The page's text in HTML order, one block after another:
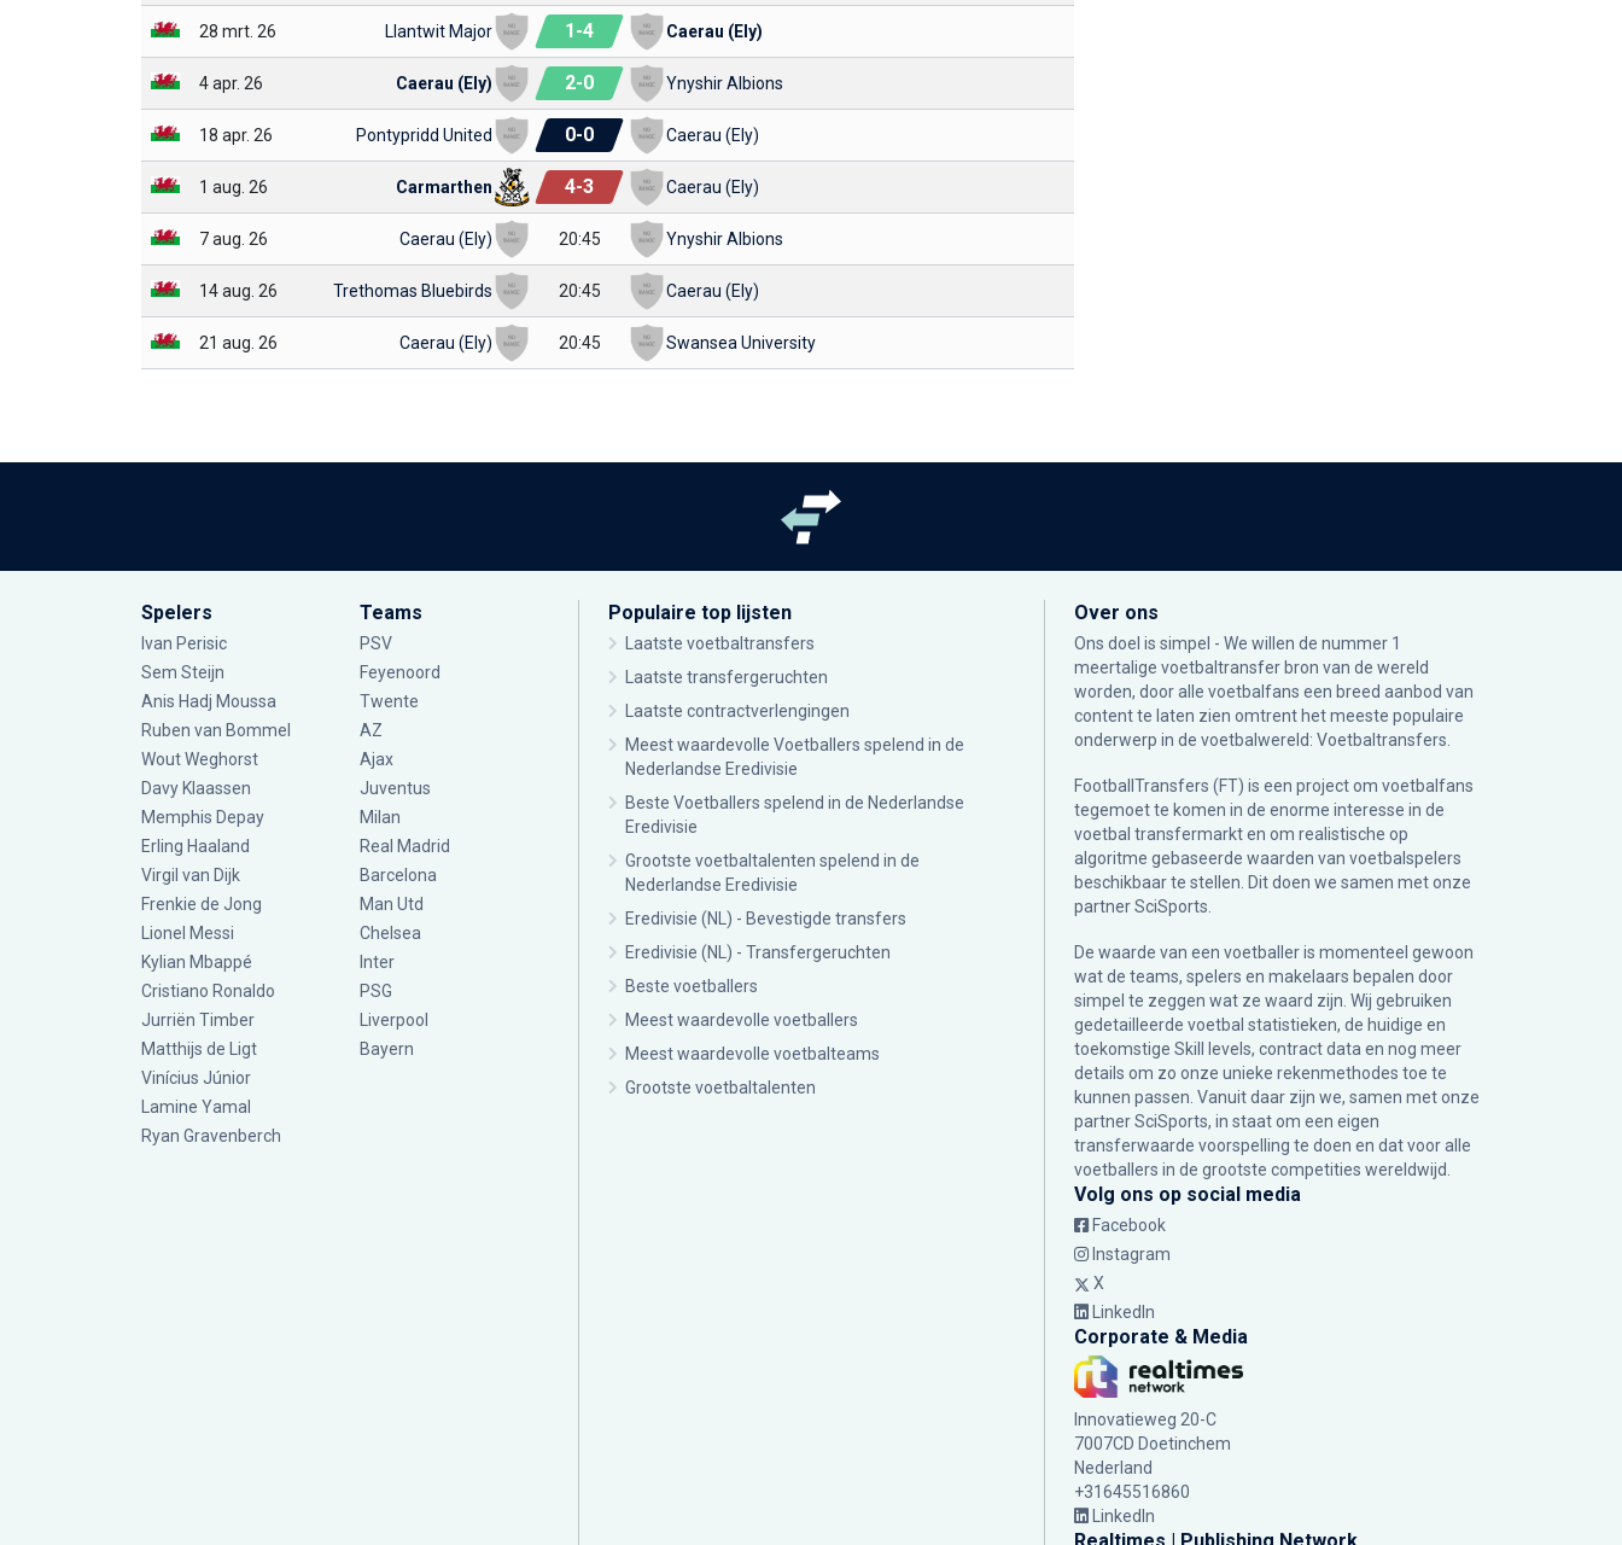
28 mrt. 26 Llantwit Major 1-4 Caerau (Ely)
4 apr. 26 Caerau (Ely) 2-0 Ynyshir Albions
18 apr. 26 Pontypridd United 0-0 Caerau (Ely)
1 aug. 26 Carmarthen 4-3 Caerau (Ely)
7 aug. 26 Caerau (Ely) 20:45 Ynyshir Albions
14 aug. 26 Trethomas Bluebirds 20:45 Caerau (Ely)
21 aug. 26 Caerau (Ely) 20:45 Swansea University
Spelers
Ivan Perisic
Sem Steijn
Anis Hadj Moussa
Ruben van Bommel
Wout Weghorst
Davy Klaassen
Memphis Depay
Erling Haaland
Virgil van Dijk
Frenkie de Jong
Lionel Messi
Kylian Mbappé
Cristiano Ronaldo
Jurriën Timber
Matthijs de Ligt
Vinícius Júnior
Lamine Yamal
Ryan Gravenberch
Teams
PSV
Feyenoord
Twente
AZ
Ajax
Juventus
Milan
Real Madrid
Barcelona
Man Utd
Chelsea
Inter
PSG
Liverpool
Bayern
Populaire top lijsten
Laatste voetbaltransfers
Laatste transfergeruchten
Laatste contractverlengingen
Meest waardevolle Voetballers spelend in de
Nederlandse Eredivisie
Beste Voetballers spelend in de Nederlandse
Eredivisie
Grootste voetbaltalenten spelend in de
Nederlandse Eredivisie
Eredivisie (NL) - Bevestigde transfers
Eredivisie (NL) - Transfergeruchten
Beste voetballers
Meest waardevolle voetballers
Meest waardevolle voetbalteams
Grootste voetbaltalenten
Over ons
Ons doel is simpel - We willen de nummer 1
meertalige voetbaltransfer bron van de wereld
worden, door alle voetbalfans een breed aanbod van
content te laten zien omtrent het meeste populaire
onderwerp in de voetbalwereld: Voetbaltransfers.
FootballTransfers (FT) is een project om voetbalfans
tegemoet te komen in de enorme interesse in de
voetbal transfermarkt en om realistische op
algoritme gebaseerde waarden van voetbalspelers
beschikbaar te stellen. Dit doen we samen met onze
partnerSciSports
De waarde van een voetballer is momenteel gewoon
wat de teams, spelers en makelaars bepalen door
simpel te zeggen wat ze waard zijn. Wij gebruiken
gedetailleerde voetbal statistieken, de huidige en
toekomstige Skill levels, contract data en nog meer
details om zo onze unieke rekenmethodes toe te
kunnen passen. Vanuit daar zijn we, samen met onze
partner SciSports, in staat om een eigen
transferwaarde voorspelling te doen en dat voor alle
voetballers in de grootste competities wereldwijd.
Volg ons op social media
Facebook
Instagram
X
LinkedIn
Corporate & Media
Innovatieweg 20-C
7007CD Doetinchem
Nederland
+31645516860
LinkedIn